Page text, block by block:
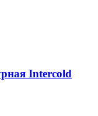
Intercold